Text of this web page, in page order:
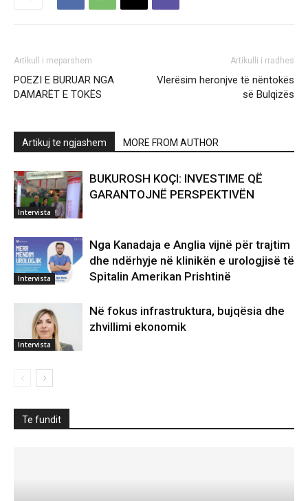
Artikull i meparshem
POEZI E BURUAR NGA
DAMARËT E TOKËS
Artikulli i rradhes
Vlerësim heronjve të nëntokës
së Bulqizës
Artikuj te ngjashem MORE FROM AUTHOR
Intervista
BUKUROSH KOÇI: INVESTIME QË
GARANTOJNË PERSPEKTIVËN
Intervista
Nga Kanadaja e Anglia vijnë për trajtim
dhe ndërhyje në klinikën e urologjisë të
Spitalin Amerikan Prishtinë
Intervista
Në fokus infrastruktura, bujqësia dhe
zhvillimi ekonomik
Te fundit